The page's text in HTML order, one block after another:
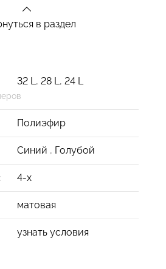
в раздел
32 L, 28 L, 24 L
Полиэфир
Синий , Голубой
4-х
матовая
узнать условия